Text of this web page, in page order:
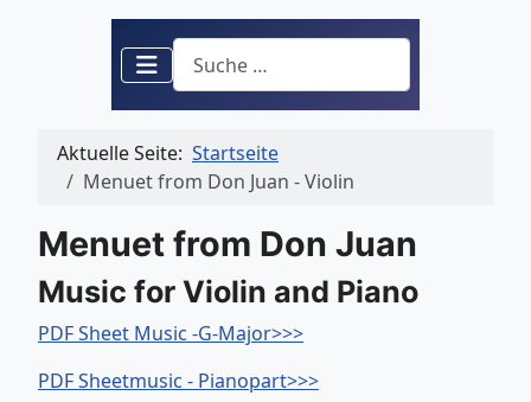
Suchen
Aktuelle Seite: Startseite
Menuet from Don Juan - Violin
Menuet from Don Juan
Music for Violin and Piano
PDF Sheet Music -G-Major>>>
PDF Sheetmusic - Pianopart>>>